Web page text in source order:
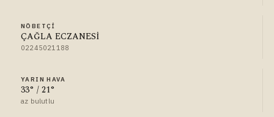
NÖBETÇI
ÇAĞLA ECZANESİ
02245021188
YARIN HAVA
33° / 21°
az bulutlu